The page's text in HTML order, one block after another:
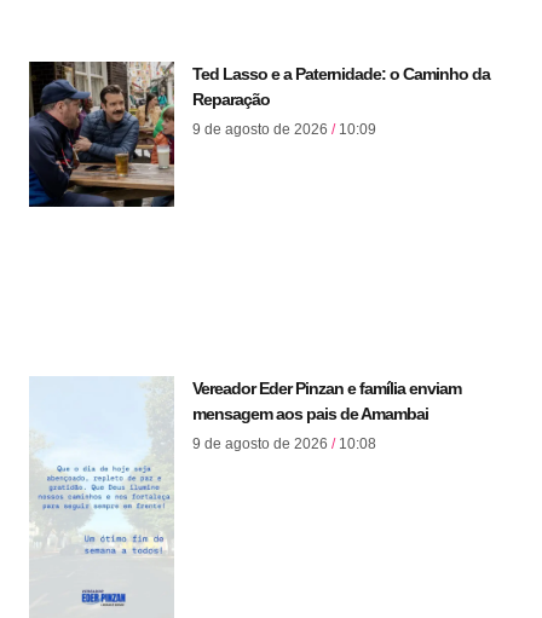
Ted Lasso e a Paternidade: o Caminho da
Reparação
9 de agosto de 2026 10:09
Vereador Eder Pinzan e família enviam
mensagem aos pais de Amambai
9 de agosto de 2026 10:08